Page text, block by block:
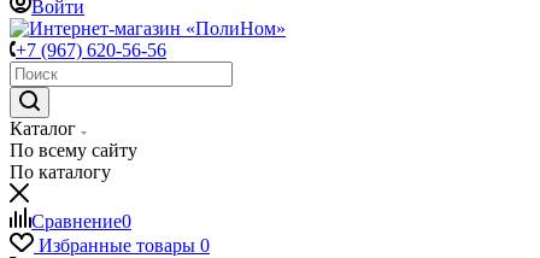
Войти
+7 (967) 620-56-56
Каталог
По всему сайту
По каталогу
Сравнение0
Избранные товары 0